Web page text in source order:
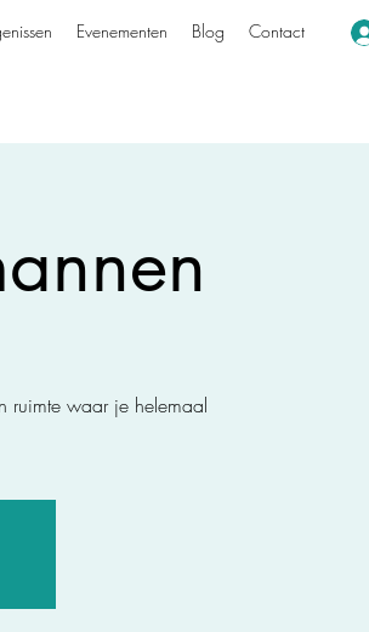
Evenementen Blog Contact
ruimte waar je helemaal